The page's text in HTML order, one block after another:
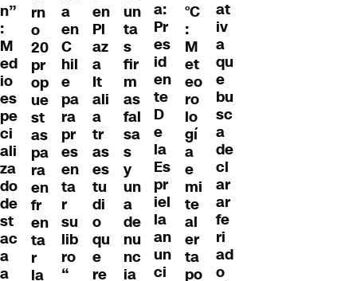
n”
:
M
ed
io
es
pe
ci
ali
za
do
de
st
ac
a
a
rn
o
20
pr
op
ue
st
as
pa
ra
en
fr
en
ta
r
la
a
en
C
hil
e
pa
ra
pr
es
en
ta
r
su
lib
ro
“
en
Pl
az
a
It
ali
a
tr
as
es
tu
di
o
qu
e
re
un
ta
s
fir
m
as
fal
sa
s
y
un
a
de
nu
nc
ia
a:
Pr
es
id
en
te
D
e
la
Es
pr
iel
la
an
un
ci
°C
:
M
et
eo
ro
lo
gí
a
e
mi
te
al
er
ta
po
at
iv
a
qu
e
bu
sc
a
de
cl
ar
ar
fe
ri
ad
o